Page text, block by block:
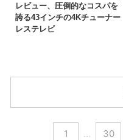
レビュー、圧倒的なコスパを
誇る43インチの4Kチューナー
レステレビ
1 … 30